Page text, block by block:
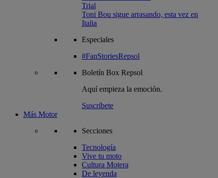
Trial
Toni Bou sigue arrasando, esta vez en
Italia
Especiales
#FanStoriesRepsol
Boletín Box Repsol
Aquí empieza la emoción.
Suscríbete
Más Motor
Secciones
Tecnología
Vive tu moto
Cultura Motera
De leyenda